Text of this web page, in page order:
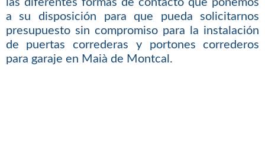
las diferentes formas de contacto que ponemos
a su disposición para que pueda solicitarnos
presupuesto sin compromiso para la instalación
de puertas correderas y portones correderos
para garaje en Maià de Montcal.